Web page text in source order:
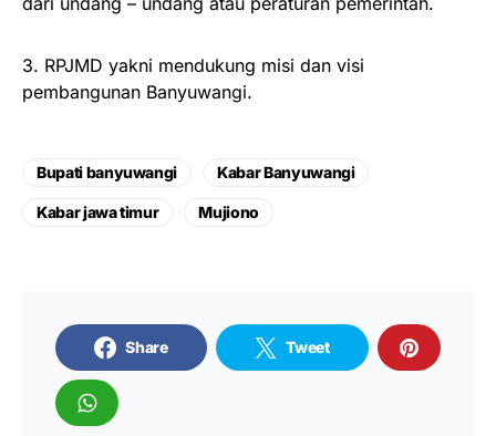
3. RPJMD yakni mendukung misi dan visi
pembangunan Banyuwangi.
Bupati banyuwangi Kabar Banyuwangi
Kabar jawa timur Mujiono
Share Tweet